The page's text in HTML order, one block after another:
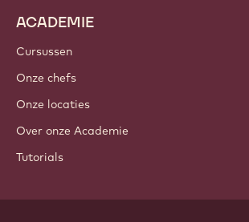
ACADEMIE
Cursussen
Onze chefs
Onze locaties
Over onze Academie
Tutorials